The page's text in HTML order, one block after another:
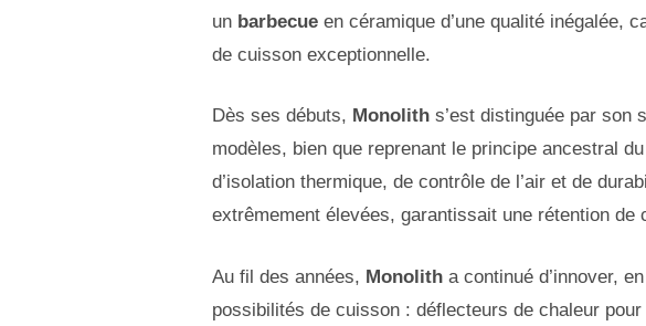
un barbecue en céramique d’une qualité inégalée,
de cuisson exceptionnelle.
Dès ses débuts, Monolith s’est distinguée par son
modèles, bien que reprenant le principe ancestral
d’isolation thermique, de contrôle de l’air et de
extrêmement élevées, garantissait une rétention
Au fil des années, Monolith a continué d’innover,
possibilités de cuisson : déflecteurs de chaleur